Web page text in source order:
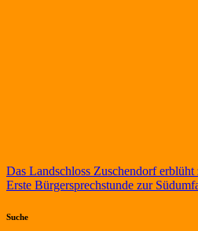
Beitragsnavigation
Das Landschloss Zuschendorf erblüht
Erste Bürgersprechstunde zur
Suche